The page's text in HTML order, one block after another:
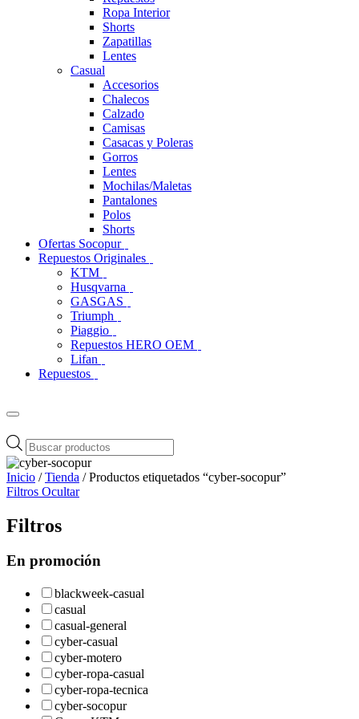
Ropa Interior
Shorts
Zapatillas
Lentes
Casual
Accesorios
Chalecos
Calzado
Camisas
Casacas y Poleras
Gorros
Lentes
Mochilas/Maletas
Pantalones
Polos
Shorts
Ofertas Socopur
Repuestos Originales
KTM
Husqvarna
GASGAS
Triumph
Piaggio
Repuestos HERO OEM
Lifan
Repuestos
Búsqueda
de
productos
Inicio /Tienda / Productos etiquetados “cyber-socopur”
Filtros Ocultar
Filtros
En promoción
blackweek-casual
casual
casual-general
cyber-casual
cyber-motero
cyber-ropa-casual
cyber-ropa-tecnica
cyber-socopur